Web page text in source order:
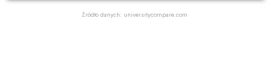
Źródło danych: universitycompare.com